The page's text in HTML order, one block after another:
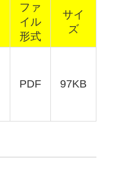
ファ
イル
形式
サイ
ズ
PDF 97KB